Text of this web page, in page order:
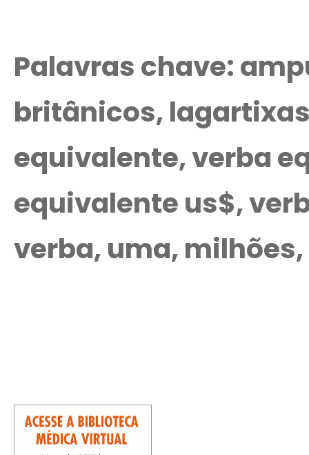
Palavras chave:
britânicos,
equivalente, verba
equivalente us$,
verba, uma, milhões,